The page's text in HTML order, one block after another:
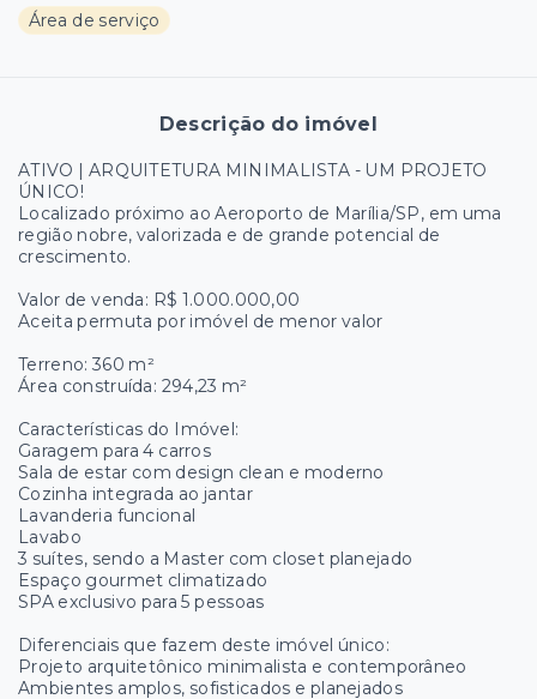
Área de serviço
Descrição do imóvel
ATIVO | ARQUITETURA MINIMALISTA - UM PROJETO
ÚNICO!
Localizado próximo ao Aeroporto de Marília/SP, em uma
região nobre, valorizada e de grande potencial de
crescimento.
Valor de venda: R$ 1.000.000,00
Aceita permuta por imóvel de menor valor
Terreno: 360 m²
Área construída: 294,23 m²
Características do Imóvel:
Garagem para 4 carros
Sala de estar com design clean e moderno
Cozinha integrada ao jantar
Lavanderia funcional
Lavabo
3 suítes, sendo a Master com closet planejado
Espaço gourmet climatizado
SPA exclusivo para 5 pessoas
Diferenciais que fazem deste imóvel único:
Projeto arquitetônico minimalista e contemporâneo
Ambientes amplos, sofisticados e planejados